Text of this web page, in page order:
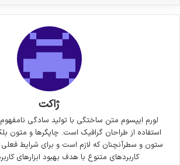
ژاکت
لورم ایپسوم متن ساختگی با تولید سادگی
استفاده از طراحان گرافیک است. چاپگرها و متون
ستون و سطرآنچنان که لازم است و برای شرایط فعلی
کاربردهای متنوع با هدف بهبود ابزارهای